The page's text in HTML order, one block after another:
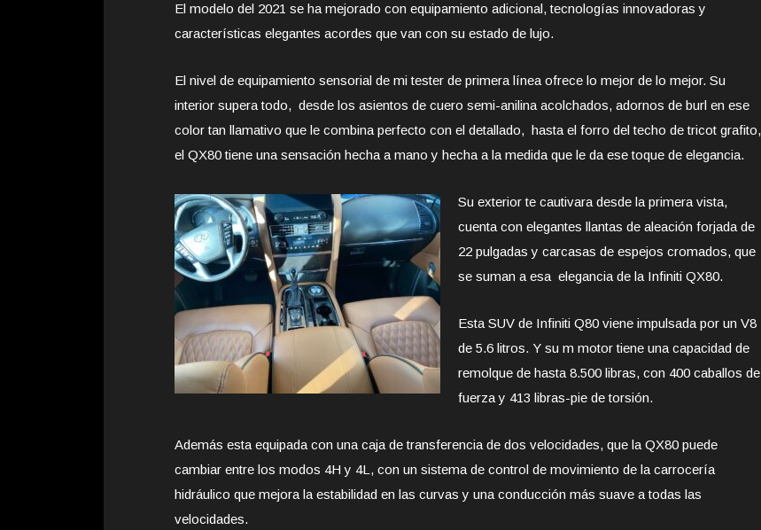
El modelo del 2021 se ha mejorado con equipamiento adicional, tecnologías innovadoras y
características elegantes acordes que van con su estado de lujo.
El nivel de equipamiento sensorial de mi tester de primera línea ofrece lo mejor de lo mejor. Su
interior supera todo, desde los asientos de cuero semi-anilina acolchados, adornos de burl en ese
color tan llamativo que le combina perfecto con el detallado, hasta el forro del techo de tricot grafito,
el QX80 tiene una sensación hecha a mano y hecha a la medida que le da ese toque de elegancia.
Su exterior te cautivara desde la primera vista,
cuenta con elegantes llantas de aleación forjada de
22 pulgadas y carcasas de espejos cromados, que
se suman a esa elegancia de la Infiniti QX80.
Esta SUV de Infiniti Q80 viene impulsada por un V8
de 5.6 litros. Y su m motor tiene una capacidad de
remolque de hasta 8.500 libras, con 400 caballos de
fuerza y ​​413 libras-pie de torsión.
Además esta equipada con una caja de transferencia de dos velocidades, que la QX80 puede
cambiar entre los modos 4H y 4L, con un sistema de control de movimiento de la carrocería
hidráulico que mejora la estabilidad en las curvas y una conducción más suave a todas las
velocidades.